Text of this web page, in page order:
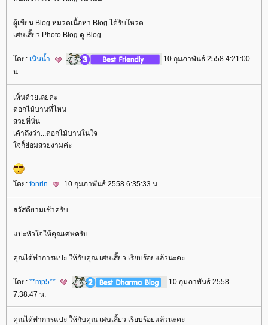
ผู้เขียน Blog หมวดเนื้อหา Blog ได้รับโหวต
เศษเสี้ยว Photo Blog ดู Blog
ดย: เนินน้ำ
10 กุมภาพันธ์ 2558 4:21:00
น.
เห็นด้วยเลยค่ะ
ดอกไม้บานที่ไหน
สวยที่นั่น
เค้าถึงว่า...ดอกไม้บานในใจ
จก็ย่อมสวยงามค่ะ
ดย: fonrin 10 กุมภาพันธ์ 2558 6:35:33 น.
สวัสดียามเช้าครับ
ปะหัวใจให้คุณเศษครับ
คุณได้ทำการแปะ ให้กับคุณ เศษเสี้ยว เรียบร้อยแล้วนะคะ
ดย: **mp5**
10 กุมภาพันธ์ 2558
7:38:47 น.
คุณได้ทำการแปะ ให้กับคุณ เศษเสี้ยว เรียบร้อยแล้วนะคะ